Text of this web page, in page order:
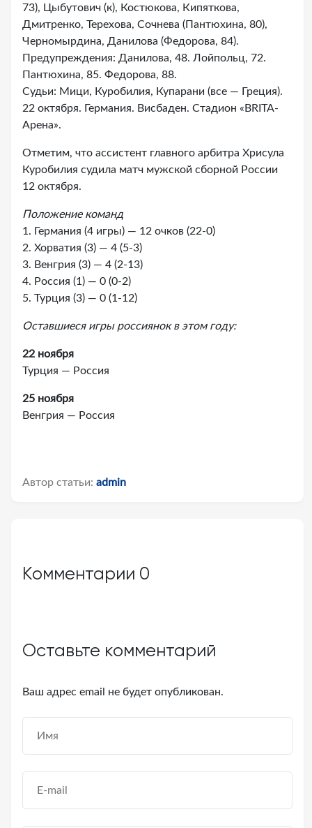
73), Цыбутович (к), Костюкова, Кипяткова,
Дмитренко, Терехова, Сочнева (Пантюхина, 80),
Черномырдина, Данилова (Федорова, 84).
Предупреждения: Данилова, 48. Лойпольц, 72.
Пантюхина, 85. Федорова, 88.
Судьи: Мици, Куробилия, Купарани (все — Греция).
22 октября. Германия. Висбаден. Стадион «BRITA-
Арена».
Отметим, что ассистент главного арбитра Хрисула
Куробилия судила матч мужской сборной России
12 октября.
Положение команд
1. Германия (4 игры) — 12 очков (22-0)
2. Хорватия (3) — 4 (5-3)
3. Венгрия (3) — 4 (2-13)
4. Россия (1) — 0 (0-2)
5. Турция (3) — 0 (1-12)
Оставшиеся игры россиянок в этом году:
22 ноября
Турция — Россия
25 ноября
Венгрия — Россия
Автор статьи: admin
Комментарии 0
Оставьте комментарий
Ваш адрес email не будет опубликован.